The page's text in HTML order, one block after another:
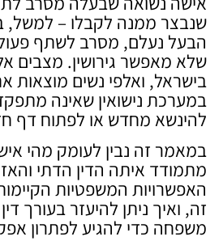
שנבצר ממנה לקבלו –
הבעל נעלם, מסרב לשתף
שלא מאפשר גירושין. מצבים
בישראל, ואלפי נשים מוצאות
במערכת נישואין שאינה
להינשא מחדש או לפתוח דף
במאמר זה נבין לעומק מהי
מתמודד איתה הדין הדתי
האפשרויות המשפטיות
זה, ואיך ניתן להיעזר בעורך
משפחה כדי להגיע לפתרון